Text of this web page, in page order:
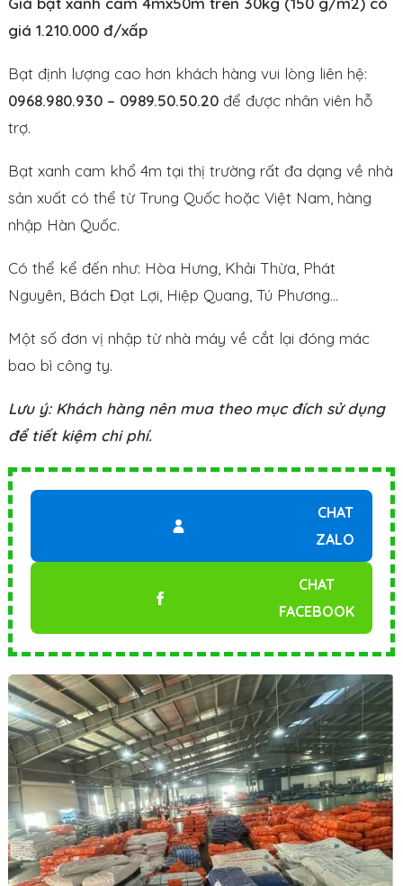
giá 1.210.000 đ/xấp
Bạt định lượng cao hơn khách hàng vui lòng liên hệ:
0968.980.930 – 0989.50.50.20 để được nhân viên hỗ
trợ.
Bạt xanh cam khổ 4m tại thị trường rất đa dạng về nhà
sản xuất có thể từ Trung Quốc hoặc Việt Nam, hàng
nhập Hàn Quốc.
Có thể kể đến như: Hòa Hưng, Khải Thừa, Phát
Nguyên, Bách Đạt Lợi, Hiệp Quang, Tú Phương…
Một số đơn vị nhập từ nhà máy về cắt lại đóng mác
bao bì công ty.
Lưu ý: Khách hàng nên mua theo mục đích sử dụng
để tiết kiệm chi phí.
CHAT
ZALO
CHAT
FACEBOOK